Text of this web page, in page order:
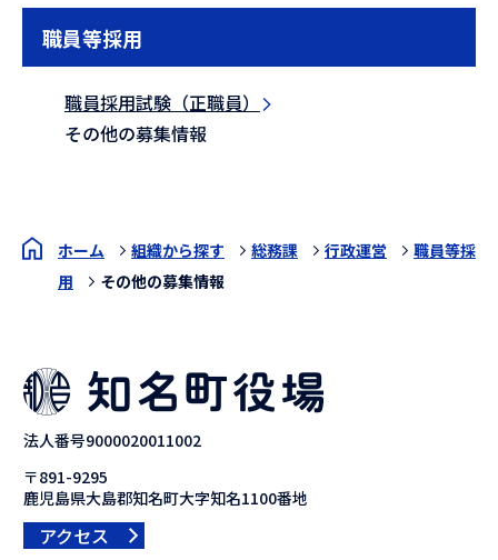
職員等採用
職員採用試験（正職員）
その他の募集情報
ホーム 組織から探す 総務課 行政運営
職員等採
用
その他の募集情報
法人番号9000020011002
〒891-9295
鹿児島県大島郡知名町大字知名1100番地
アクセス